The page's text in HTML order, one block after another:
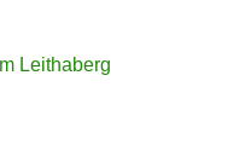
Leithaberg